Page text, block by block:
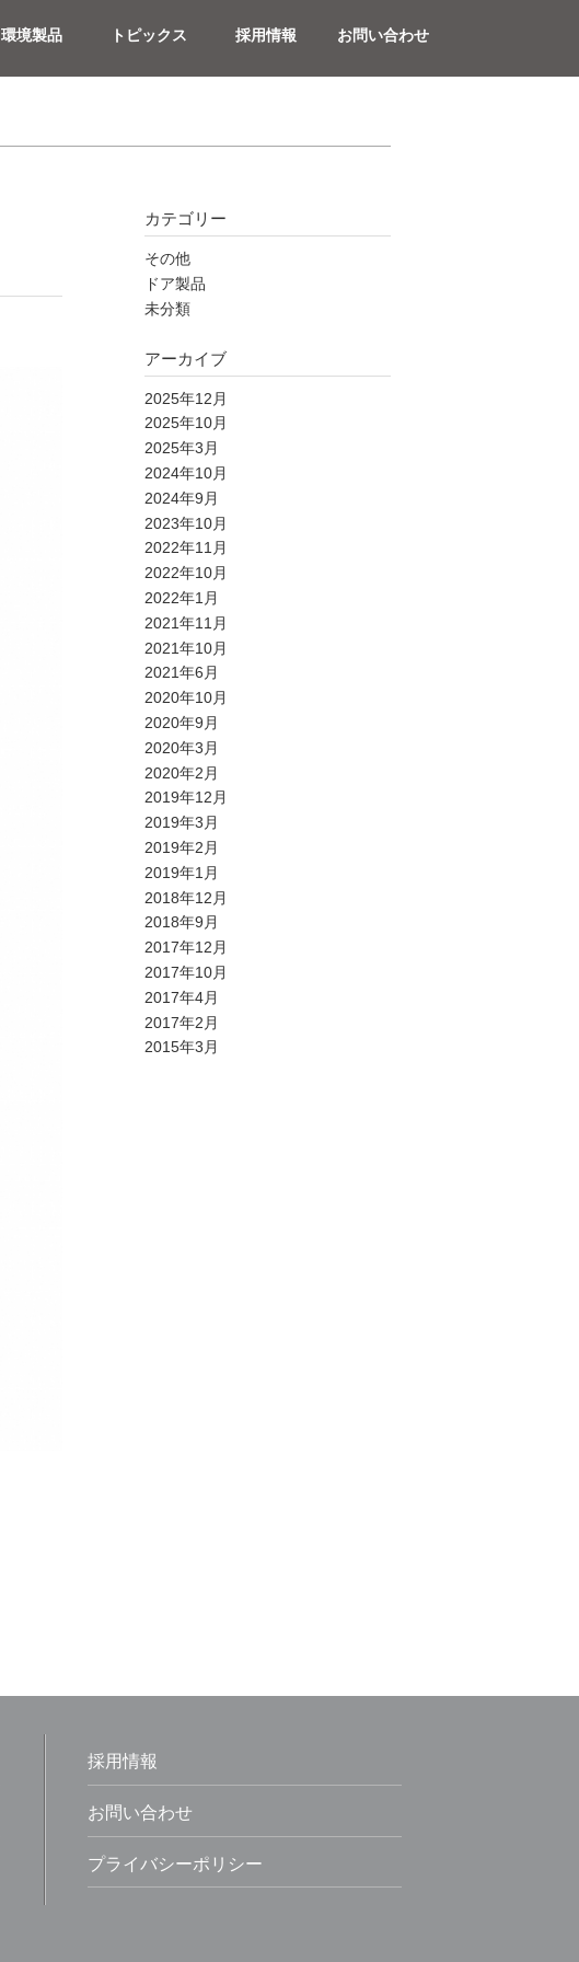
環境製品 トピックス 採用情報 お問い合わせ
カテゴリー
その他
ドア製品
未分類
アーカイブ
2025年12月
2025年10月
2025年3月
2024年10月
2024年9月
2023年10月
2022年11月
2022年10月
2022年1月
2021年11月
2021年10月
2021年6月
2020年10月
2020年9月
2020年3月
2020年2月
2019年12月
2019年3月
2019年2月
2019年1月
2018年12月
2018年9月
2017年12月
2017年10月
2017年4月
2017年2月
2015年3月
採用情報
お問い合わせ
プライバシーポリシー